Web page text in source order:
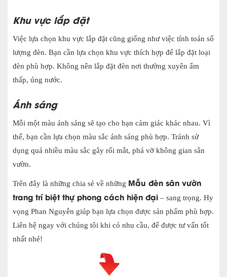
Khu vực lắp đặt
Việc lựa chọn khu vực lắp đặt cũng giống như việc tính toán số
lượng đèn. Bạn cần lựa chọn khu vực thích hợp để lắp đặt loại
đèn phù hợp. Không nên lắp đặt đèn nơi thường xuyên ẩm
thấp, úng nước.
Ánh sáng
Mỗi một màu ánh sáng sẽ tạo cho bạn cảm giác khác nhau. Vì
thế, bạn cần lựa chọn màu sắc ánh sáng phù hợp. Tránh sử
dụng quá nhiều màu sắc gây rối mắt, phá vỡ không gian sân
vườn.
Trên đây là những chia sẻ về những Mẫu đèn sân vườn
trang trí biệt thự phong cách hiện đại – sang trọng. Hy
vọng Phan Nguyễn giúp bạn lựa chọn được sản phẩm phù hợp.
Liên hệ ngay với chúng tôi khi có nhu cầu, để được tư vấn tốt
nhất nhé!